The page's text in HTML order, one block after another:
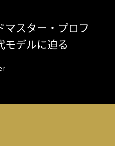
マスター・プロフ
モデルに迫る